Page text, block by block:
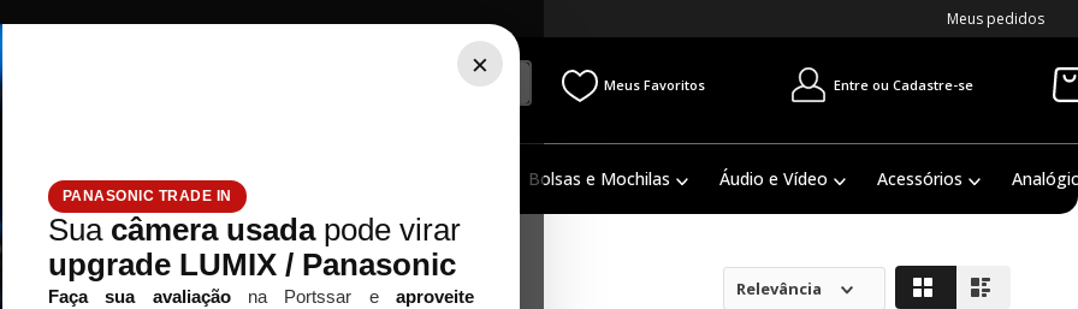
×
PANASONIC TRADE IN
Sua câmera usadapode virar
upgrade LUMIX / Panasonic
Faça sua avaliaçãona Portssar eaproveite
Meus pedidos
Meus Favoritos Entre ou Cadastre-se
Tripé / Monopé Estúdio / Iluminação Bolsas e Mochilas Áudio e Vídeo Acessórios
Relevância